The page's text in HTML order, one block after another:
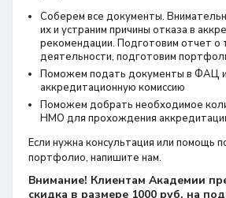
Соберем все документы.
их и устраним причины отказа в
рекомендации. Подготовим отчет о
деятельности, подготовим
Поможем подать документы в ФАЦ
аккредитационную комиссию
Поможем добрать необходимое
НМО для прохождения
Если нужна консультация или помощь
портфолио, напишите нам.
Внимание! Клиентам Академии
скидка в размере 1000 руб. на